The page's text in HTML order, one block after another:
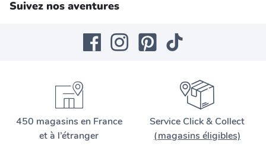
Suivez nos aventures
450 magasins en France
et à l’étranger
Service Click & Collect
(magasins éligibles)